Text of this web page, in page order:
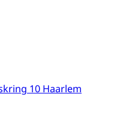
10 Haarlem